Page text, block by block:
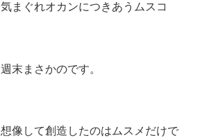
気まぐれオカンにつきあうムスコ
週末まさかのです。
想像して創造したのはムスメだけで